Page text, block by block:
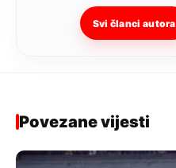
Svi članci autora
Povezane vijesti